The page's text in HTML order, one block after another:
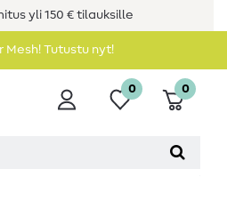
yli 150 € tilauksille
Mesh! Tutustu nyt!
0 0